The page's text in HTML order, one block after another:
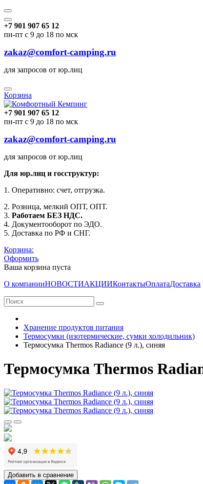
+7 901 907 65 12
пн-пт с 9 до 18 по мск
zakaz@comfort-camping.ru
для запросов от юр.лиц
Корзина
+7 901 907 65 12
пн-пт с 9 до 18 по мск
zakaz@comfort-camping.ru
для запросов от юр.лиц
Для юр.лиц и госструктур:
1. Оперативно: счет, отгрузка.
2. Розница, мелкий ОПТ, ОПТ.
3. Работаем БЕЗ НДС.
4. Документооборот по ЭДО.
5. Доставка по РФ и СНГ.
Корзина:
Оформить
Ваша корзина пуста
О компанииНОВОСТИАКЦИИКонтактыОплатаДоставка
Хранение продуктов питания
Термосумки (изотермические, сумки холодильник)
Термосумка Thermos Radiance (9 л.), синяя
Термосумка Thermos
Добавить в сравнение